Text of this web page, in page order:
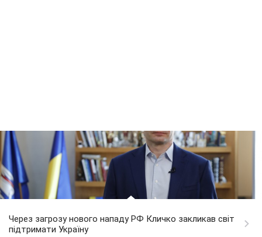
Через загрозу нового нападу РФ Кличко закликав світ
підтримати Україну